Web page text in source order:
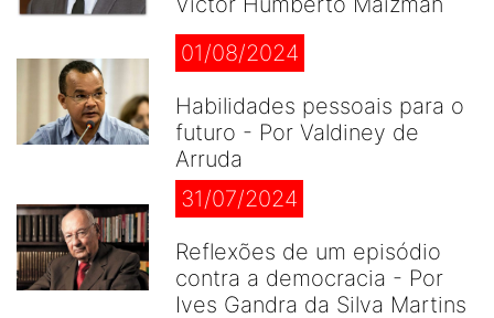
01/08/2024
Habilidades pessoais para o
futuro - Por Valdiney de
Arruda
31/07/2024
Reflexões de um episódio
contra a democracia - Por
Ives Gandra da Silva Martins